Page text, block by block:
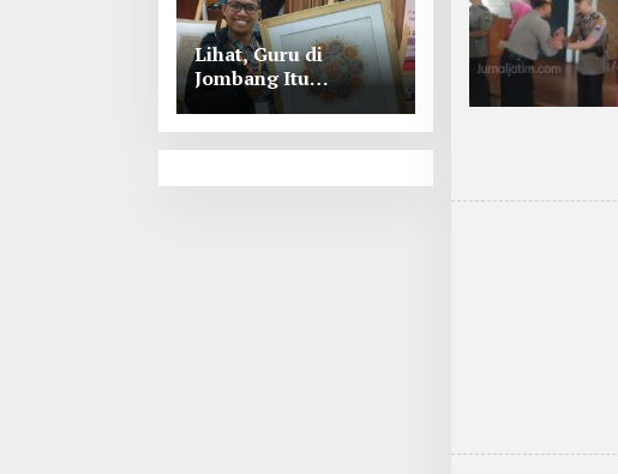
Lihat, Guru di
Jombang Itu
Menunjukkan Hasil
Prestasinya di
Kancah